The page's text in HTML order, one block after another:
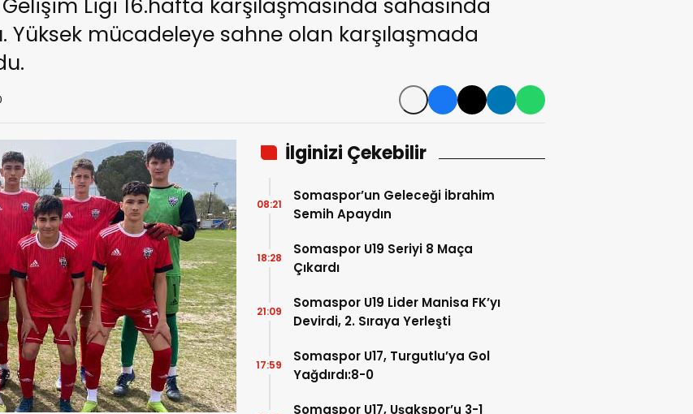
Gelişim Ligi 16.hafta karşılaşmasında sahasında
Yüksek mücadeleye sahne olan karşılaşmada
İlginizi Çekebilir
Somaspor’un Geleceği İbrahim
Semih Apaydın
08:21
Somaspor U19 Seriyi 8 Maça
Çıkardı
18:28
Somaspor U19 Lider Manisa FK’yı
Devirdi, 2. Sıraya Yerleşti
21:09
Somaspor U17, Turgutlu’ya Gol
Yağdırdı:8-0
17:59
Somaspor U17, Uşakspor’u 3-1